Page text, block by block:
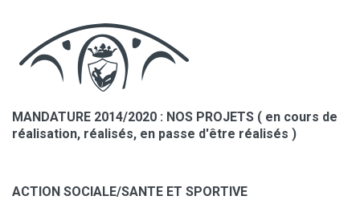
MANDATURE 2014/2020 : NOS PROJETS ( en cours de
réalisation, réalisés, en passe d'être réalisés )
ACTION SOCIALE/SANTE ET SPORTIVE